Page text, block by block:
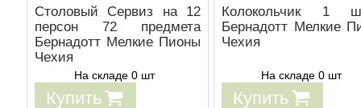
Столовый Сервиз на 12
персон 72 предмета
Бернадотт Мелкие Пионы
Чехия
На складе 0 шт
Купить
Колокольчик 1
Бернадотт Мелкие
Чехия
На складе 0 шт
Купить